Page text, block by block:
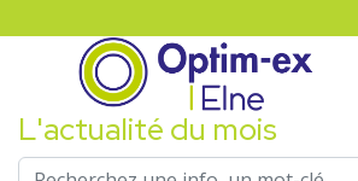
L'actualité du mois